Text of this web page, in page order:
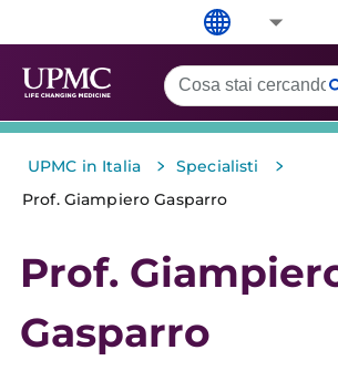
UPMC in Italia > Specialisti >
Prof. Giampiero Gasparro
Prof.
Gasparro